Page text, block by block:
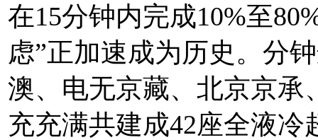
在15分钟内完成10%至
虑”正加速成为历史。分
澳、电无京藏、北京京承
充充满共建成42座全液